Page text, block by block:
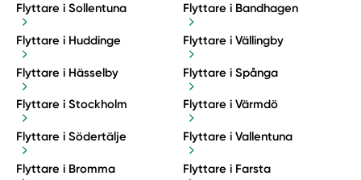
Flyttare i Sollentuna Flyttare i Bandhagen
Flyttare i Huddinge Flyttare i Vällingby
Flyttare i Hässelby Flyttare i Spånga
Flyttare i Stockholm Flyttare i Värmdö
Flyttare i Södertälje Flyttare i Vallentuna
Flyttare i Bromma Flyttare i Farsta